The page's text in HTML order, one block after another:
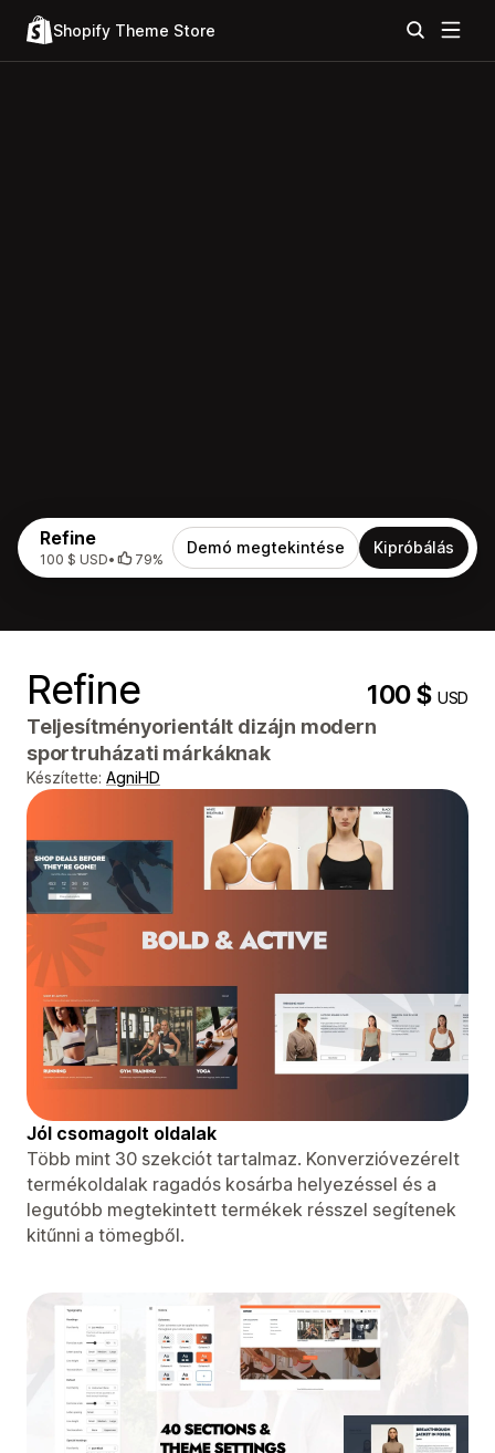
Shopify Theme Store
Refine
100 $ USD• 79%
Demó megtekintése Kipróbálás
Refine 100 $USD
Teljesítményorientált dizájn modern
sportruházati márkáknak
Készítette: AgniHD
Jól csomagolt oldalak
Több mint 30 szekciót tartalmaz. Konverzióvezérelt
termékoldalak ragadós kosárba helyezéssel és a
legutóbb megtekintett termékek résszel segítenek
kitűnni a tömegből.